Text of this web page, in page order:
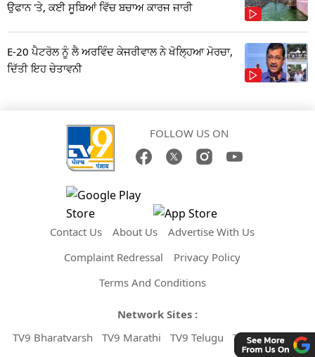
ਉਫਾਨ 'ਤੇ, ਕਈ ਸੂਬਿਆਂ ਵਿੱਚ ਬਚਾਅ ਕਾਰਜ ਜਾਰੀ
E-20 ਪੈਟਰੋਲ ਨੂੰ ਲੈ ਅਰਵਿੰਦ ਕੇਜਰੀਵਾਲ ਨੇ ਖੋਲ੍ਹਿਆ ਮੋਰਚਾ,
ਦਿੱਤੀ ਇਹ ਚੇਤਾਵਨੀ
FOLLOW US ON
Contact Us About Us
Advertise With Us
Complaint Redressal
Privacy Policy
Terms And Conditions
Network Sites :
TV9 Bharatvarsh
TV9 Marathi TV9 Telugu
TV9 Kannada